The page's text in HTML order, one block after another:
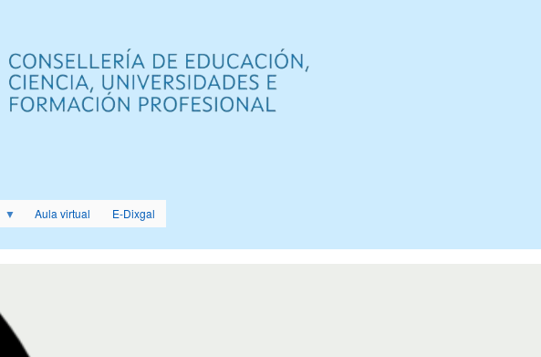
contido
principal
Aula virtual E-Dixgal